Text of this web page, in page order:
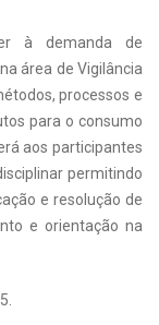
à demanda de
área de Vigilância
processos e
para o consumo
aos participantes
permitindo
e resolução de
e orientação na